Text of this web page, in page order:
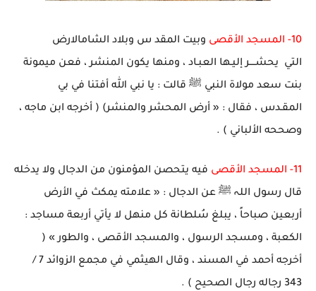
10- المسجد الأقصى وبيت المقد س وبلاد الشامالارض
التي يحشــــر إليـها العبـاد ، ومنها يكون المنشر ، فعن ميمونة
بنت سعد مولاة النبي ﷺ قالت : يا نبي الله أفتنا في بي
المقـدس ، فقال : « أرض المحشر والمنشر) ( أخرجه ابن ماجه ،
وصححه الألباني ) .
11- المسجد الأقصى فيه يتحصن المؤمنون من الدجال ولا يدخله
قال رسول اللہ ﷺ عن الدجال : « علامته يمكث في الأرض
أربعين صباحاً ، يبلغ سُلطانة كل منهل لا يأتي أربعة مساجد :
الكعبة ، ومسجد الرسول ، والمسجد الأقصى ، والطور » (
أخرجه أحمد في المسند ، وقال الهيثمي في مجمع الزوائد 7 /
343 رجاله رجال الصحيح ) .